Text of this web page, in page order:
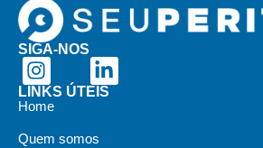
SIGA-NOS
LINKS ÚTEIS
Home
Quem somos